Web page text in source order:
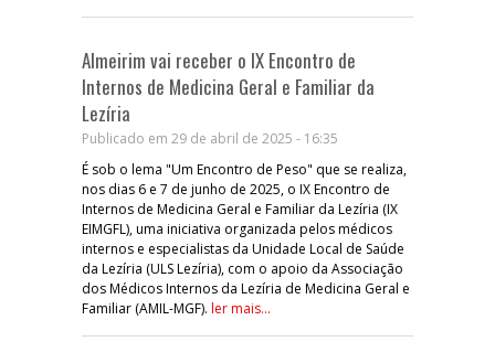
Almeirim vai receber o IX Encontro de
Internos de Medicina Geral e Familiar da
Lezíria
Publicado em 29 de abril de 2025 - 16:35
É sob o lema "Um Encontro de Peso" que se realiza,
nos dias 6 e 7 de junho de 2025, o IX Encontro de
Internos de Medicina Geral e Familiar da Lezíria (IX
EIMGFL), uma iniciativa organizada pelos médicos
internos e especialistas da Unidade Local de Saúde
da Lezíria (ULS Lezíria), com o apoio da Associação
dos Médicos Internos da Lezíria de Medicina Geral e
Familiar (AMIL-MGF). ler mais...